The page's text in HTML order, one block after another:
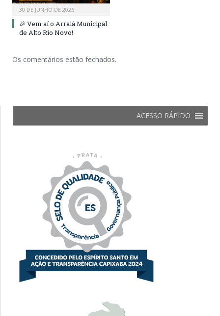
30 DE JUNHO DE 2026
🎉 Vem aí o Arraiá Municipal
de Alto Rio Novo!
Os comentários estão fechados.
ACESSO RÁPIDO